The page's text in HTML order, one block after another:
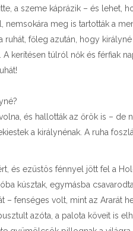
a szeme káprázik – és lehet,
nemsokára meg is tartották a
ruhát, főleg azután, hogy
kerítésen túlról nők és férfiak
és hallották az őrök is – de
a királynénak. A ruha
és ezüstös fénnyel jött fel a
kúsztak, egymásba
– fenséges volt, mint az Ararát
azóta, a palota köveit is